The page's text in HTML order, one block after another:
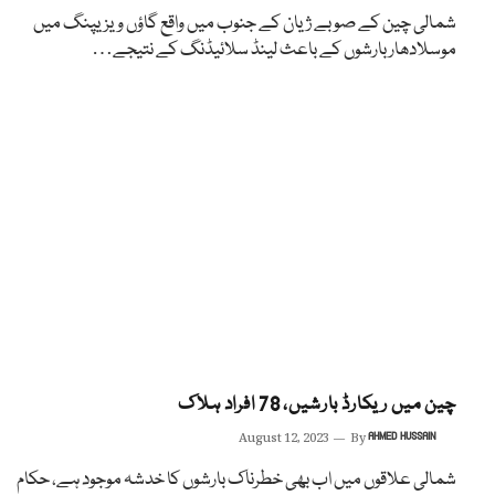
شمالی چین کے صوبے ژیان کے جنوب میں واقع گاؤں ویزیپنگ میں
موسلادھار بارشوں کے باعث لینڈ سلائیڈنگ کے نتیجے…
چین میں ریکارڈ بارشیں، 78 افراد ہلاک
August 12, 2023 ByAHMED HUSSAIN
شمالی علاقوں میں اب بھی خطرناک بارشوں کا خدشہ موجود ہے، حکام